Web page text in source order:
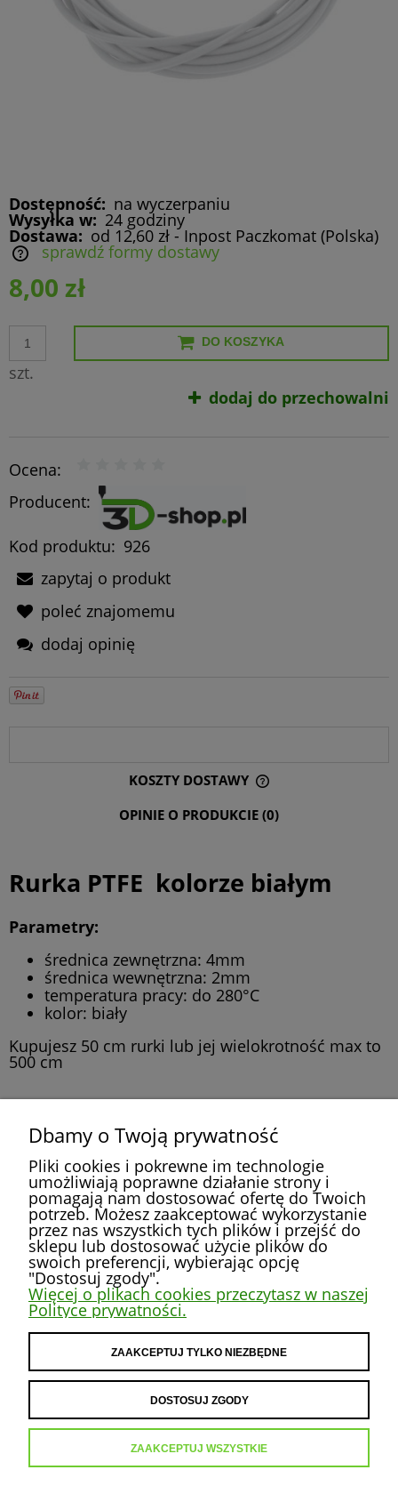
Dostępność: na wyczerpaniu
Wysyłka w: 24 godziny
Dostawa: od 12,60 zł - Inpost Paczkomat (Polska)
sprawdź formy dostawy
8,00 zł
szt.
DO KOSZYKA
dodaj do przechowalni
Ocena:
Producent:
Kod produktu: 926
zapytaj o produkt
poleć znajomemu
dodaj opinię
KOSZTY DOSTAWY
CENA NIE ZAWIERA EWENTUALNYCH KOSZTÓW PŁATNOŚCI
OPINIE O PRODUKCIE (0)
Rurka PTFE kolorze białym
Parametry:
średnica zewnętrzna: 4mm
średnica wewnętrzna: 2mm
temperatura pracy: do 280°C
kolor: biały
Kupujesz 50 cm rurki lub jej wielokrotność max to
500 cm
POMOC
MOJE KONTO
INFORMACJE
O NAS
Dbamy o Twoją prywatność
Pliki cookies i pokrewne im technologie
umożliwiają poprawne działanie strony i
pomagają nam dostosować ofertę do Twoich
potrzeb. Możesz zaakceptować wykorzystanie
przez nas wszystkich tych plików i przejść do
sklepu lub dostosować użycie plików do
swoich preferencji, wybierając opcję
"Dostosuj zgody".
Więcej o plikach cookies przeczytasz w naszej
Polityce prywatności.
ZAAKCEPTUJ TYLKO NIEZBĘDNE
DOSTOSUJ ZGODY
ZAAKCEPTUJ WSZYSTKIE